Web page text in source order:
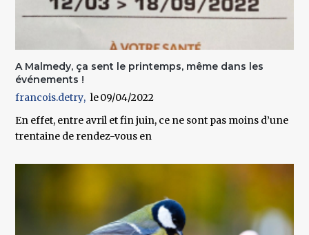
A Malmedy, ça sent le printemps, même dans les
événements !
francois.detry
09/04/2022
En effet, entre avril et fin juin, ce ne sont pas moins d’une
trentaine de rendez-vous en